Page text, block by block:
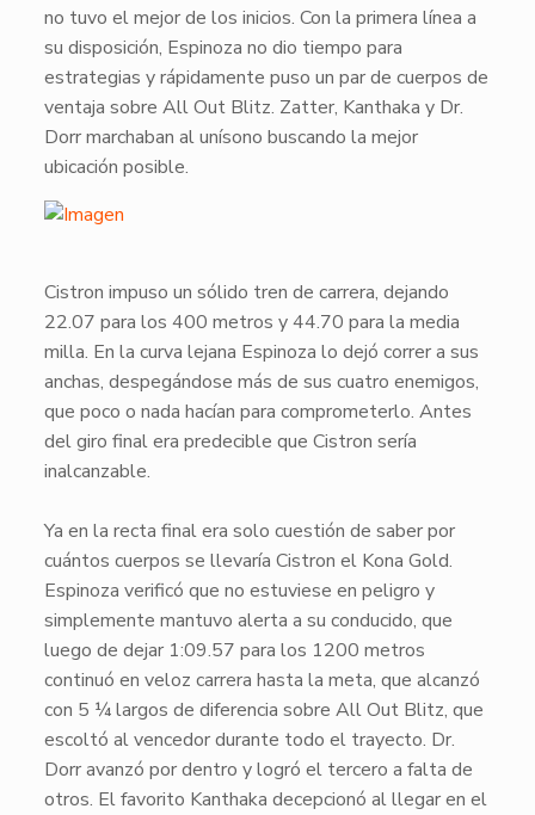
no tuvo el mejor de los inicios. Con la primera línea a
su disposición, Espinoza no dio tiempo para
estrategias y rápidamente puso un par de cuerpos de
ventaja sobre All Out Blitz. Zatter, Kanthaka y Dr.
Dorrmarchaban al unísono buscando la mejor
ubicación posible.
​Cistron impuso un sólido tren de carrera, dejando
22.07 para los 400 metros y 44.70 para la media
milla. En la curva lejana Espinoza lo dejó correr a sus
anchas, despegándose más de sus cuatro enemigos,
que poco o nada hacían para comprometerlo. Antes
del giro final era predecible que Cistron sería
inalcanzable.
Ya en la recta final era solo cuestión de saber por
cuántos cuerpos se llevaría Cistron el Kona Gold.
Espinoza verificó que no estuviese en peligro y
simplemente mantuvo alerta a su conducido, que
luego de dejar 1:09.57 para los 1200 metros
continuó en veloz carrera hasta la meta, que alcanzó
con 5 ¼ largos de diferencia sobre All Out Blitz, que
escoltó al vencedor durante todo el trayecto. Dr.
Dorravanzó por dentro y logró el tercero a falta de
otros. El favorito Kanthaka decepcionó al llegar en el